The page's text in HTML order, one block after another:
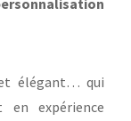
élégant… qui
en expérience